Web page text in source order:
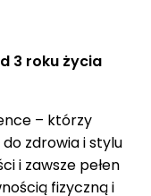
3 roku życia
– którzy
zdrowia i stylu
i zawsze pełen
fizyczną i